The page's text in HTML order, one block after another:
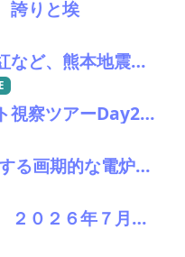
誇りと埃
豊田通商や丸紅など、熊本地震被害に支援・義援金
【台湾プラント視察ツアーDay2】TSUとTSRを訪問：世界トップクラスの電炉ダスト＆スラグ・リサイクルの最前線
JEMCOが開発する画期的な電炉ダスト（EAFD）処理技術
LME Weekly ２０２６年７月２７日－３１日 銅が高値圏維持 供給逼迫と在庫減少で買い優勢